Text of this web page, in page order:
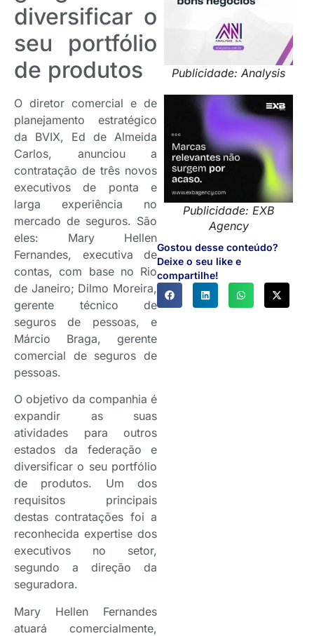
Publicidade: Analysis
Publicidade: EXB
Agency
Gostou desse conteúdo?
Deixe o seu like e
compartilhe!
diversificar o
seu portfólio
de produtos
O diretor comercial e de
planejamento estratégico
da BVIX, Ed de Almeida
Carlos, anunciou a
contratação de três novos
executivos de ponta e
larga experiência no
mercado de seguros. São
eles: Mary Hellen
Fernandes, executiva de
contas, com base no Rio
de Janeiro; Dilmo Moreira,
gerente técnico de
seguros de pessoas, e
Márcio Braga, gerente
comercial de seguros de
pessoas.
O objetivo da companhia é
expandir as suas
atividades para outros
estados da federação e
diversificar o seu portfólio
de produtos. Um dos
requisitos principais
destas contratações foi a
reconhecida expertise dos
executivos no setor,
segundo a direção da
seguradora.
Mary Hellen Fernandes
atuará comercialmente,